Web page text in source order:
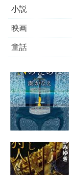
小説
映画
童話